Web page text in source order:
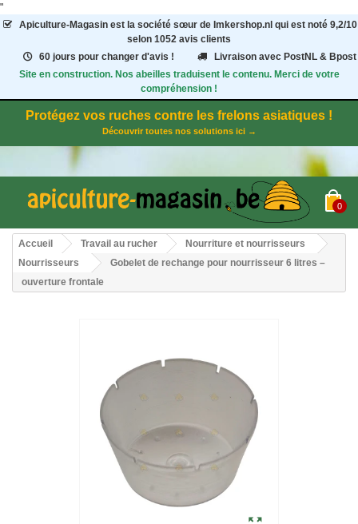
"
Apiculture-Magasinest la société sœur de Imkershop.nl qui est noté 9,2/10
selon 1052 avis clients
60 jours pour changer d'avis !
Livraison avec PostNL & Bpost
Site en construction. Nos abeilles traduisent le contenu. Merci de votre
compréhension !
Protégez vos ruches contre les frelons asiatiques !
Découvrir toutes nos solutions ici →
0
Accueil Travail au rucher
Nourriture et nourrisseurs
Nourrisseurs
Gobelet de rechange pour nourrisseur 6 litres –
ouverture frontale